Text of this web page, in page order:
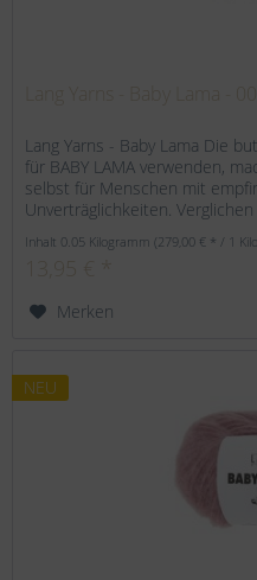
Lang Yarns - Baby Lama Die
für BABY LAMA verwenden,
selbst für Menschen mit
Unverträglichkeiten.
Inhalt 0.05 Kilogramm(279,00 € * / 1
Merken
NEU